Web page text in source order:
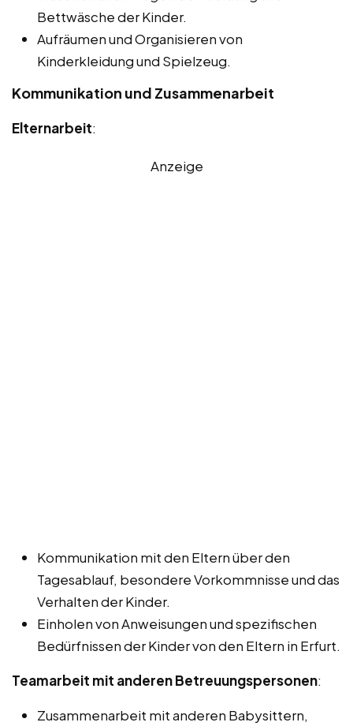
Bettwäsche der Kinder.
Aufräumen und Organisieren von
Kinderkleidung und Spielzeug.
Kommunikation und Zusammenarbeit
Elternarbeit:
Anzeige
Kommunikation mit den Eltern über den
Tagesablauf, besondere Vorkommnisse und das
Verhalten der Kinder.
Einholen von Anweisungen und spezifischen
Bedürfnissen der Kinder von den Eltern in Erfurt.
Teamarbeit mit anderen Betreuungspersonen:
Zusammenarbeit mit anderen Babysittern,